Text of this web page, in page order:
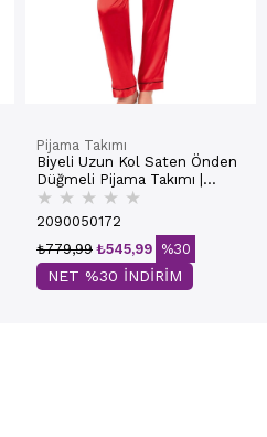
Pijama Takımı
Biyeli Uzun Kol Saten Önden
Düğmeli Pijama Takımı |
Kırmızı 7647
★ ★ ★ ★ ★
2090050172
₺545,99
₺779,99 %30
NET %30 İNDİRİM